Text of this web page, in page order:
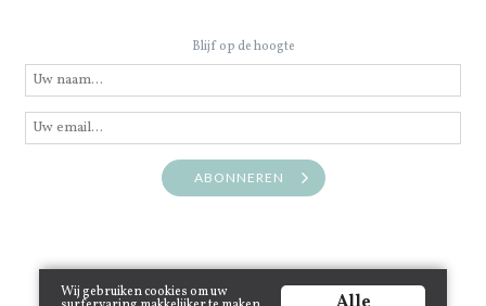
Blijf op de hoogte
ABONNEREN
Wij gebruiken cookies om uw